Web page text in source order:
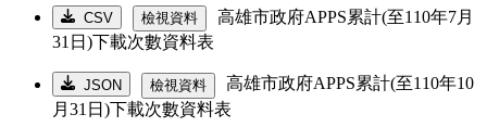
CSV 檢視資料
高雄市政府APPS累計(至110年7月
31日)下載次數資料表
JSON 檢視資料
高雄市政府APPS累計(至110年10
月31日)下載次數資料表